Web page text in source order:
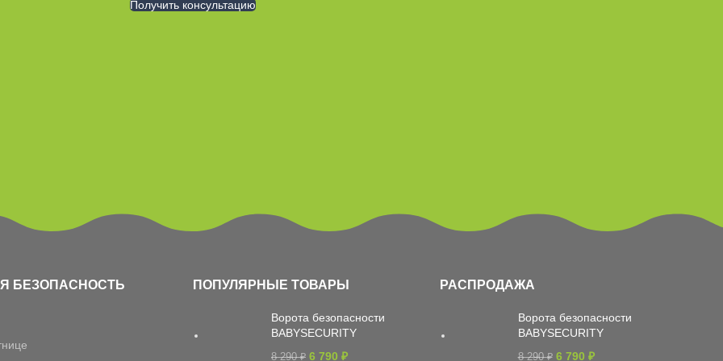
Получить консультацию
БЕЗОПАСНОСТЬ ПОПУЛЯРНЫЕ ТОВАРЫ
Ворота безопасности
BABYSECURITY
8 290₽ 6 790 ₽
РАСПРОДАЖА
Ворота безопасности
BABYSECURITY
8 290₽ 6 790 ₽